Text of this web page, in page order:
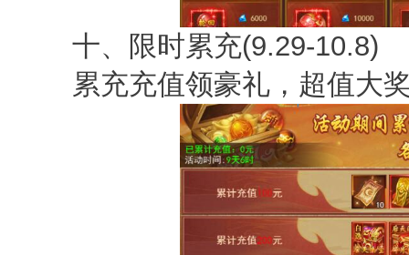
十、限时累充(9.29-10.8)
累充充值领豪礼，超值大